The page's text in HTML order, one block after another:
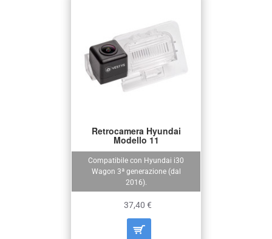
Compatibile con Hyundai i30
Wagon 3ª generazione (dal
2016).
Retrocamera Hyundai
Modello 11
37,40 €